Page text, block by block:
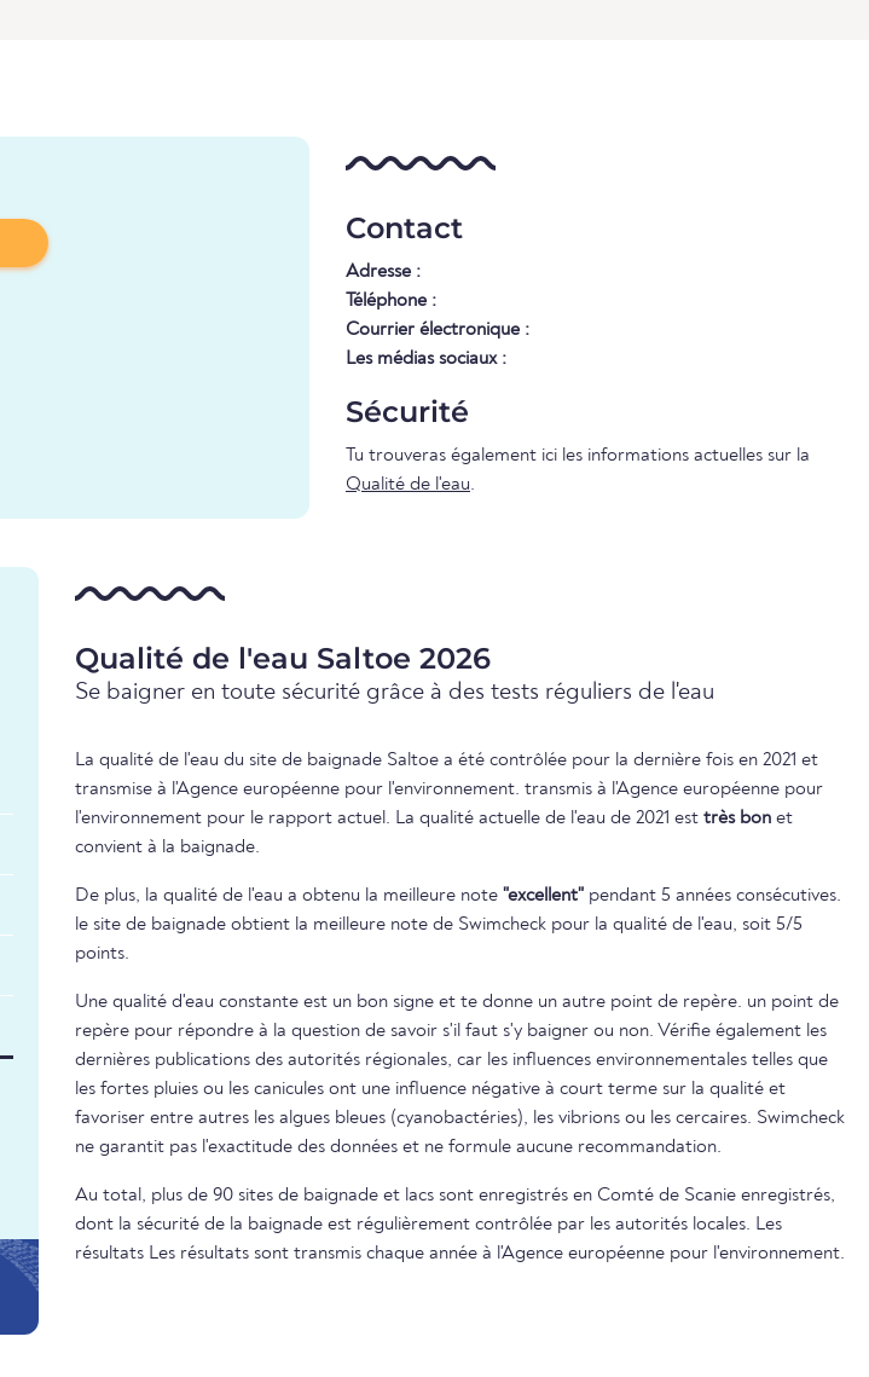
Contact
Adresse :
Téléphone :
Courrier électronique :
Les médias sociaux :
Sécurité
Tu trouveras également ici les informations actuelles sur la
Qualité de l'eau.
Qualité de l'eau Saltoe 2026
Se baigner en toute sécurité grâce à des tests réguliers de l'eau
La qualité de l'eau du site de baignade Saltoe a été contrôlée pour la dernière fois en 2021 et
transmise à l'Agence européenne pour l'environnement. transmis à l'Agence européenne pour
l'environnement pour le rapport actuel. La qualité actuelle de l'eau de 2021 est très bon et
convient à la baignade.
De plus, la qualité de l'eau a obtenu la meilleure note "excellent" pendant 5 années consécutives.
le site de baignade obtient la meilleure note de Swimcheck pour la qualité de l'eau, soit 5/5
points.
Une qualité d'eau constante est un bon signe et te donne un autre point de repère. un point de
repère pour répondre à la question de savoir s'il faut s'y baigner ou non. Vérifie également les
dernières publications des autorités régionales, car les influences environnementales telles que
les fortes pluies ou les canicules ont une influence négative à court terme sur la qualité et
favoriser entre autres les algues bleues (cyanobactéries), les vibrions ou les cercaires. Swimcheck
ne garantit pas l'exactitude des données et ne formule aucune recommandation.
Au total, plus de 90 sites de baignade et lacs sont enregistrés en Comté de Scanie enregistrés,
dont la sécurité de la baignade est régulièrement contrôlée par les autorités locales. Les
résultats Les résultats sont transmis chaque année à l'Agence européenne pour l'environnement.